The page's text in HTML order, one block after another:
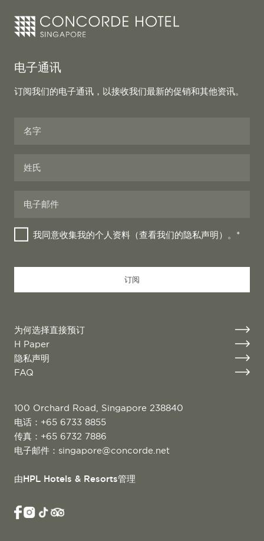
电子通讯
订阅我们的电子通讯，以接收我们最新的促销和其他资讯。
Your我同意收集我的个人资料（查看我们的隐私声明）。*
订阅
为何选择直接预订
H Paper
隐私声明
FAQ
100 Orchard Road, Singapore 238840
电话： +65 6733 8855
传真：+65 6732 7886
电子邮件： singapore@concorde.net
由HPL Hotels & Resorts管理